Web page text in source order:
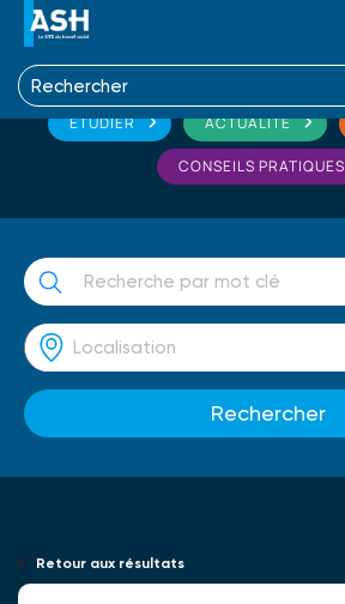
ETUDIER ACTUALITÉ
CONSEILS PRATIQUES
Retour aux résultats